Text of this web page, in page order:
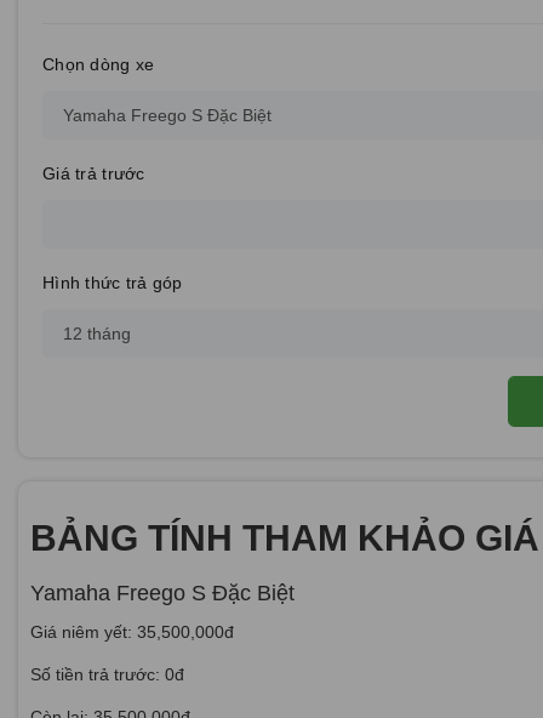
Chọn dòng xe
Giá trả trước
Hình thức trả góp
BẢNG TÍNH THAM KHẢO
Yamaha Freego S Đặc Biệt
Giá niêm yết: 35,500,000đ
Số tiền trả trước: 0đ